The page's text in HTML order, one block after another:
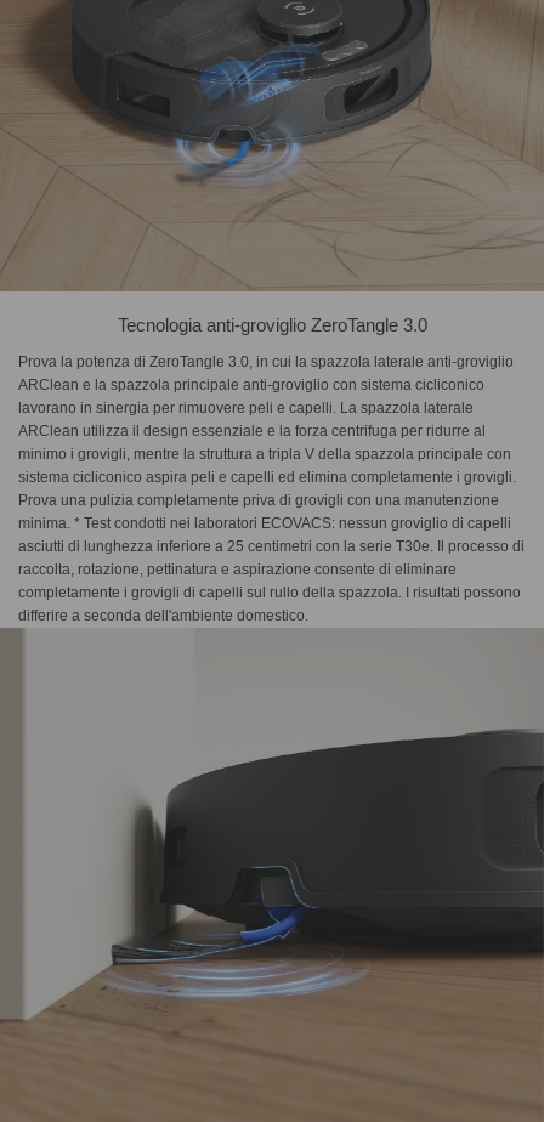
Tecnologia anti-groviglio ZeroTangle 3.0
Prova la potenza di ZeroTangle 3.0, in cui la spazzola laterale anti-groviglio
ARClean e la spazzola principale anti-groviglio con sistema cicliconico
lavorano in sinergia per rimuovere peli e capelli. La spazzola laterale
ARClean utilizza il design essenziale e la forza centrifuga per ridurre al
minimo i grovigli, mentre la struttura a tripla V della spazzola principale con
sistema cicliconico aspira peli e capelli ed elimina completamente i grovigli.
Prova una pulizia completamente priva di grovigli con una manutenzione
minima. * Test condotti nei laboratori ECOVACS: nessun groviglio di capelli
asciutti di lunghezza inferiore a 25 centimetri con la serie T30e. Il processo di
raccolta, rotazione, pettinatura e aspirazione consente di eliminare
completamente i grovigli di capelli sul rullo della spazzola. I risultati possono
differire a seconda dell'ambiente domestico.